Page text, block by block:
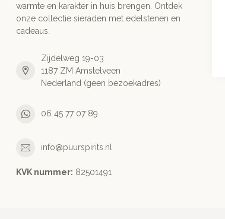
warmte en karakter in huis brengen. Ontdek
onze collectie sieraden met edelstenen en
cadeaus.
Zijdelweg 19-03
1187 ZM Amstelveen
Nederland (geen bezoekadres)
06 45 77 07 89
info@puurspirits.nl
KVK nummer: 82501491